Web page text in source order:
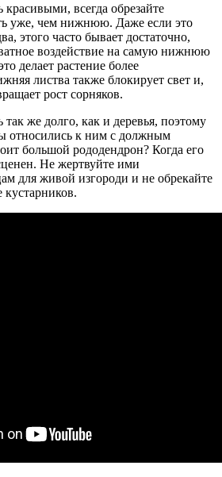
всегда обрезайте
уже, чем нижнюю. Даже если это
этого часто бывает достаточно,
воздействие на самую нижнюю
делает растение более
листва также блокирует свет и,
рост сорняков.
же долго, как и деревья, поэтому
относились к ним с должным
большой рододендрон? Когда его
Не жертвуйте ими
для живой изгороди и не обрекайте
кустарников.